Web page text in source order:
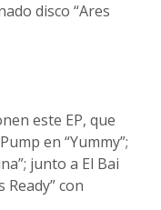
disco “Ares
este EP, que
en “Yummy”;
junto a El Bai
Ready” con